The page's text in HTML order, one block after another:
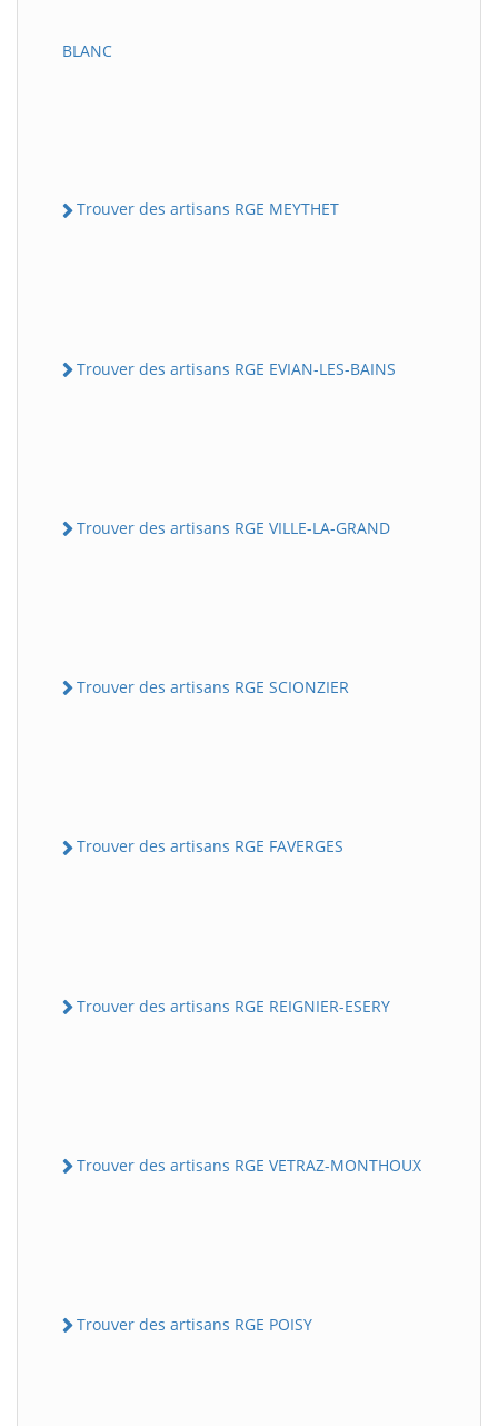
BLANC
Trouver des artisans RGE MEYTHET
Trouver des artisans RGE EVIAN-LES-BAINS
Trouver des artisans RGE VILLE-LA-GRAND
Trouver des artisans RGE SCIONZIER
Trouver des artisans RGE FAVERGES
Trouver des artisans RGE REIGNIER-ESERY
Trouver des artisans RGE VETRAZ-MONTHOUX
Trouver des artisans RGE POISY